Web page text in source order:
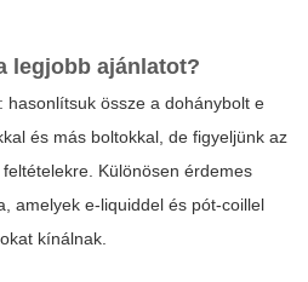
legjobb ajánlatot?
hasonlítsuk össze a dohánybolt e
és más boltokkal, de figyeljünk az
Különösen érdemes
amelyek e-liquiddel és pót-coillel
kínálnak.